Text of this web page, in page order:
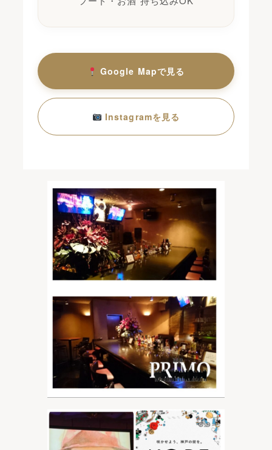
Google Mapで見る
Instagramを見る